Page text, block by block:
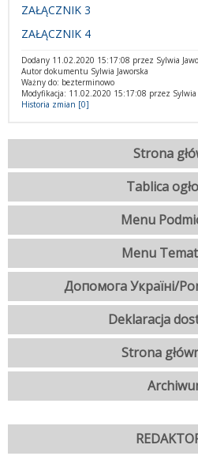
ZAŁĄCZNIK 3
ZAŁĄCZNIK 4
Dodany 11.02.2020 15:17:08 przez Sylwia
Autor dokumentu Sylwia Jaworska
Ważny do: bezterminowo
Modyfikacja: 11.02.2020 15:17:08 przez Sylwia
Historia zmian [0]
Strona
Tablica
Menu
Menu
Допомога Україні/
Deklaracja
Strona